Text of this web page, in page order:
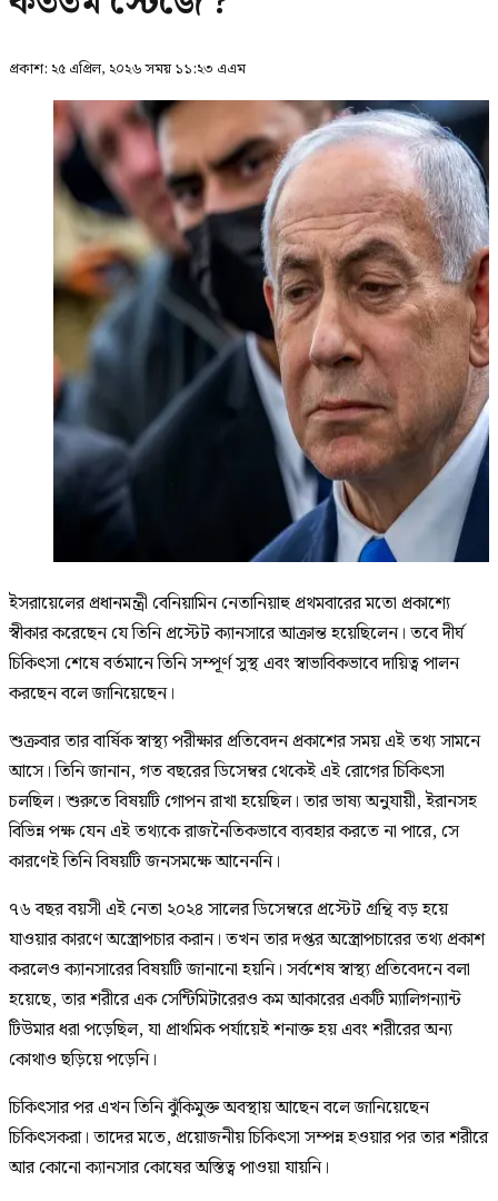
প্রকাশ: ২৫ এপ্রিল, ২০২৬ সময় ১১:২৩ এএম
ইসরায়েলের প্রধানমন্ত্রী বেনিয়ামিন নেতানিয়াহু প্রথমবারের মতো প্রকাশ্যে
স্বীকার করেছেন যে তিনি প্রস্টেট ক্যানসারে আক্রান্ত হয়েছিলেন। তবে দীর্ঘ
চিকিৎসা শেষে বর্তমানে তিনি সম্পূর্ণ সুস্থ এবং স্বাভাবিকভাবে দায়িত্ব পালন
করছেন বলে জানিয়েছেন।
শুক্রবার তার বার্ষিক স্বাস্থ্য পরীক্ষার প্রতিবেদন প্রকাশের সময় এই তথ্য সামনে
আসে। তিনি জানান, গত বছরের ডিসেম্বর থেকেই এই রোগের চিকিৎসা
চলছিল। শুরুতে বিষয়টি গোপন রাখা হয়েছিল। তার ভাষ্য অনুযায়ী, ইরানসহ
বিভিন্ন পক্ষ যেন এই তথ্যকে রাজনৈতিকভাবে ব্যবহার করতে না পারে, সে
কারণেই তিনি বিষয়টি জনসমক্ষে আনেননি।
৭৬ বছর বয়সী এই নেতা ২০২৪ সালের ডিসেম্বরে প্রস্টেট গ্রন্থি বড় হয়ে
যাওয়ার কারণে অস্ত্রোপচার করান। তখন তার দপ্তর অস্ত্রোপচারের তথ্য প্রকাশ
করলেও ক্যানসারের বিষয়টি জানানো হয়নি। সর্বশেষ স্বাস্থ্য প্রতিবেদনে বলা
হয়েছে, তার শরীরে এক সেন্টিমিটারেরও কম আকারের একটি ম্যালিগন্যান্ট
টিউমার ধরা পড়েছিল, যা প্রাথমিক পর্যায়েই শনাক্ত হয় এবং শরীরের অন্য
কোথাও ছড়িয়ে পড়েনি।
চিকিৎসার পর এখন তিনি ঝুঁকিমুক্ত অবস্থায় আছেন বলে জানিয়েছেন
চিকিৎসকরা। তাদের মতে, প্রয়োজনীয় চিকিৎসা সম্পন্ন হওয়ার পর তার শরীরে
আর কোনো ক্যানসার কোষের অস্তিত্ব পাওয়া যায়নি।